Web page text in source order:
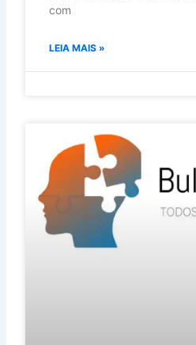
com
LEIA MAIS »